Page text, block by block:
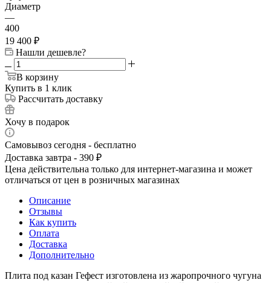
Диаметр
—
400
19 400 ₽
Нашли дешевле?
В корзину
Купить в 1 клик
Рассчитать доставку
Хочу в подарок
Самовывоз сегодня - бесплатно
Доставка завтра - 390 ₽
Цена действительна только для интернет-магазина и может
отличаться от цен в розничных магазинах
Описание
Отзывы
Как купить
Оплата
Доставка
Дополнительно
Плита под казан Гефест изготовлена из жаропрочного чугуна